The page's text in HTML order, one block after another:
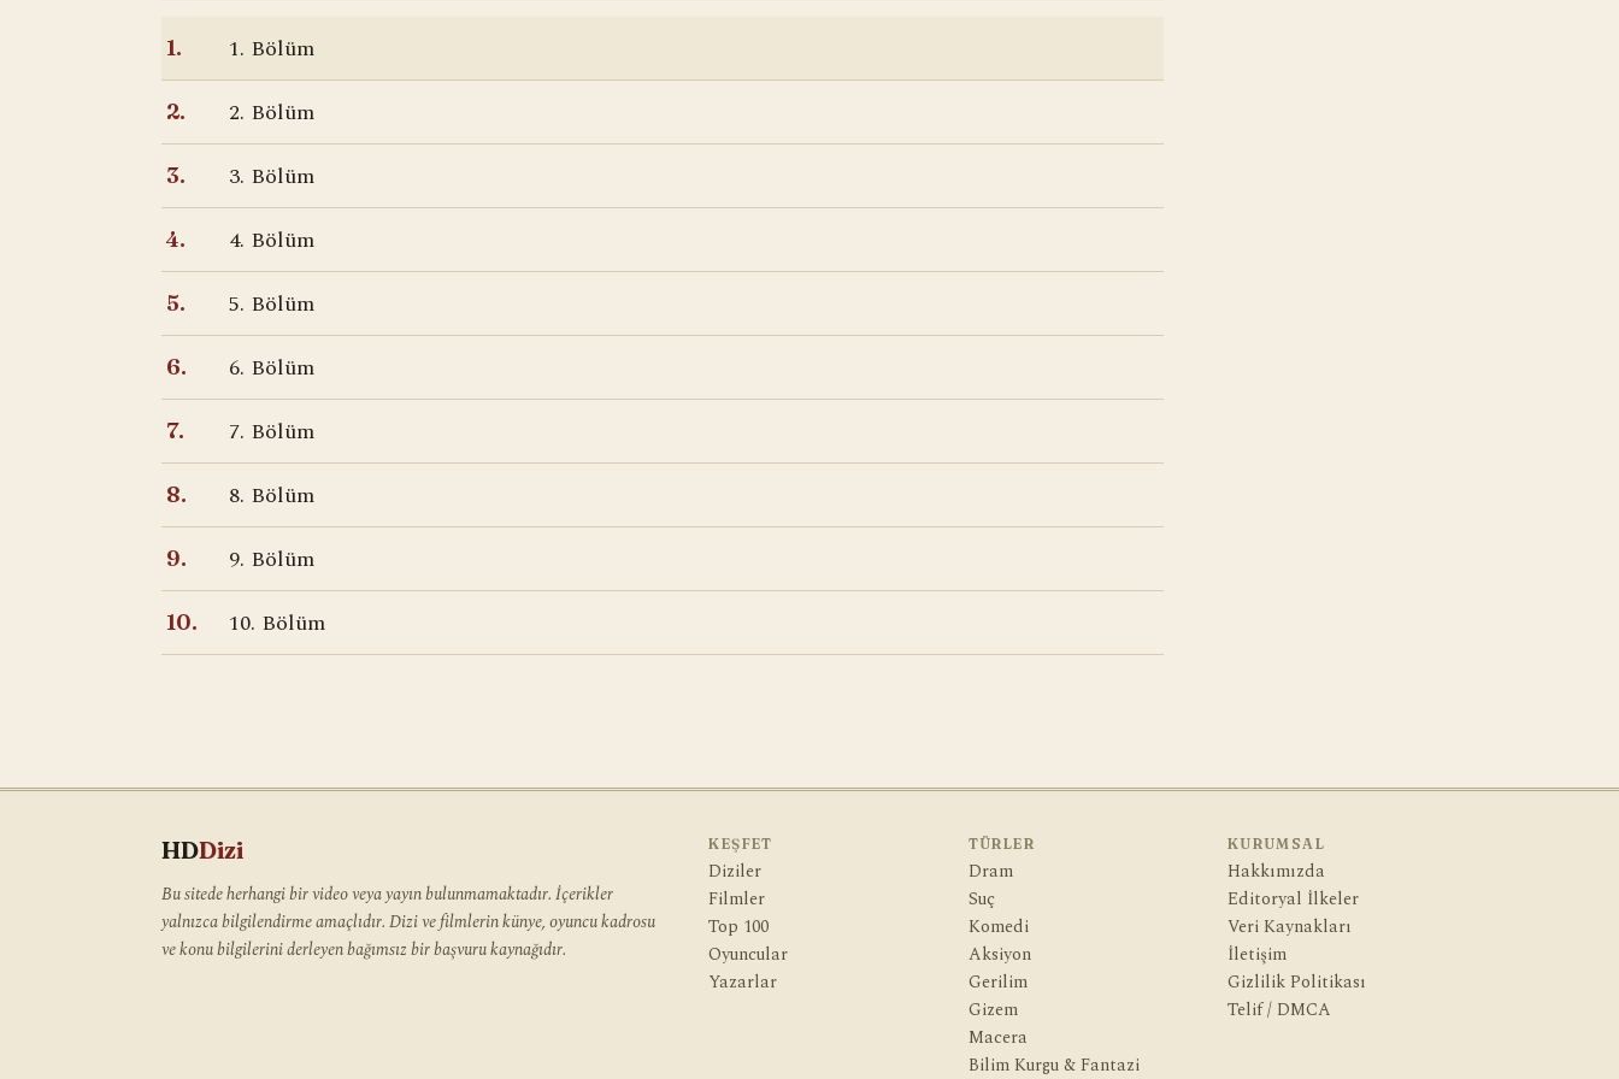
1. 1. Bölüm
2. 2. Bölüm
3. 3. Bölüm
4. 4. Bölüm
5. 5. Bölüm
6. 6. Bölüm
7. 7. Bölüm
8. 8. Bölüm
9. 9. Bölüm
10. 10. Bölüm
HDDizi
Bu sitede herhangi bir video veya yayın bulunmamaktadır. İçerikler
yalnızca bilgilendirme amaçlıdır. Dizi ve filmlerin künye, oyuncu kadrosu
ve konu bilgilerini derleyen bağımsız bir başvuru kaynağıdır.
KEŞFET
Diziler
Filmler
Top 100
Oyuncular
Yazarlar
TÜRLER
Dram
Suç
Komedi
Aksiyon
Gerilim
Gizem
Macera
Bilim Kurgu & Fantazi
KURUMSAL
Hakkımızda
Editoryal İlkeler
Veri Kaynakları
İletişim
Gizlilik Politikası
Telif / DMCA